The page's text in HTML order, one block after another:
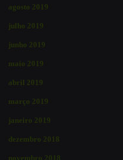
agosto 2019
julho 2019
junho 2019
maio 2019
abril 2019
março 2019
janeiro 2019
dezembro 2018
novembro 2018